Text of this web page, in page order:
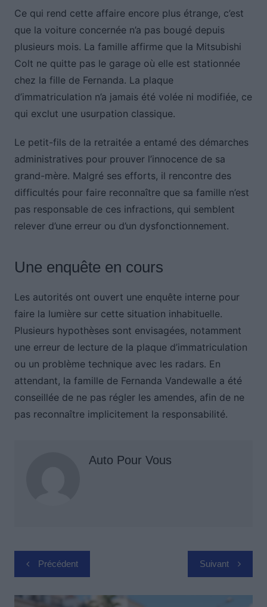
Ce qui rend cette affaire encore plus étrange, c’est
que la voiture concernée n’a pas bougé depuis
plusieurs mois. La famille affirme que la Mitsubishi
Colt ne quitte pas le garage où elle est stationnée
chez la fille de Fernanda. La plaque
d’immatriculation n’a jamais été volée ni modifiée, ce
qui exclut une usurpation classique.
Le petit-fils de la retraitée a entamé des démarches
administratives pour prouver l’innocence de sa
grand-mère. Malgré ses efforts, il rencontre des
difficultés pour faire reconnaître que sa famille n’est
pas responsable de ces infractions, qui semblent
relever d’une erreur ou d’un dysfonctionnement.
Une enquête en cours
Les autorités ont ouvert une enquête interne pour
faire la lumière sur cette situation inhabituelle.
Plusieurs hypothèses sont envisagées, notamment
une erreur de lecture de la plaque d’immatriculation
ou un problème technique avec les radars. En
attendant, la famille de Fernanda Vandewalle a été
conseillée de ne pas régler les amendes, afin de ne
pas reconnaître implicitement la responsabilité.
Auto Pour Vous
Navigation
de
l’article
Précédent Suivant